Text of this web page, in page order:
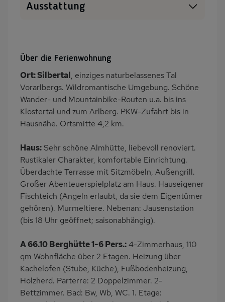
Ausstattung
PKW-Parkplatz
Dusche/WC
Küche
Herd (2 Platten)
Geschirrspülmaschine
Kühlschrank
Babybett
Nichtraucher
Über die Ferienwohnung
Ort: Silbertal, einziges naturbelassenes Tal
Vorarlbergs. Wildromantische Umgebung. Schöne
Wander- und Mountainbike-Routen u.a. bis ins
Klostertal und zum Arlberg. PKW-Zufahrt bis in
Hausnähe. Ortsmitte 4,2 km.
Haus: Sehr schöne Almhütte, liebevoll renoviert.
Rustikaler Charakter, komfortable Einrichtung.
Überdachte Terrasse mit Sitzmöbeln, Außengrill.
Großer Abenteuerspielplatz am Haus. Hauseigener
Fischteich (Angeln erlaubt, da sie dem Eigentümer
gehören). Murmeltiere. Nebenan: Jausenstation
(bis 18 Uhr geöffnet; saisonabhängig).
A 66.10 Berghütte 1-6 Pers.:4-Zimmerhaus, 110
qm Wohnfläche über 2 Etagen. Heizung über
Kachelofen (Stube, Küche), Fußbodenheizung,
Holzherd. Parterre: 2 Doppelzimmer. 2-
Bettzimmer. Bad: Bw, Wb, WC. 1. Etage: